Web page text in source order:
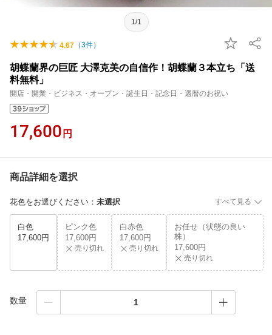
1/1
4.67 （3件）
胡蝶蘭界の巨匠 大澤克美の自信作！胡蝶蘭３本立ち「送
料無料」
開店・開業・ビジネス・オープン・誕生日・記念日・還暦のお祝い
17,600 円
商品詳細を選択
花色をお選びください ： 未選択 すべて見る
白色
17,600円
ピンク色
17,600円
売り切れ
白赤色
17,600円
売り切れ
お任せ（状態の良い
株）
17,600円
売り切れ
数量